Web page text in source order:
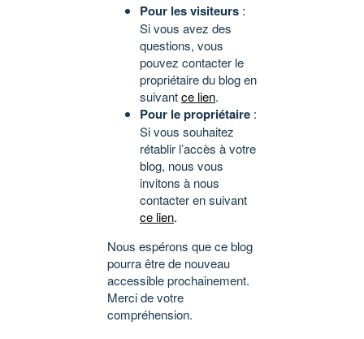
Pour les visiteurs :
Si vous avez des
questions, vous
pouvez contacter le
propriétaire du blog en
suivantce lien.
Pour le propriétaire :
Si vous souhaitez
rétablir l’accès à votre
blog, nous vous
invitons à nous
contacter en suivant
ce lien.
Nous espérons que ce blog
pourra être de nouveau
accessible prochainement.
Merci de votre
compréhension.